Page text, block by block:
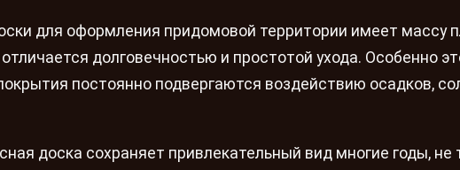
для оформления придомовой территории имеет массу
долговечностью и простотой ухода. Особенно
постоянно подвергаются воздействию осадков,
доска сохраняет привлекательный вид многие годы, не